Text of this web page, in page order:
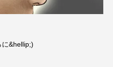
に&hellip;)